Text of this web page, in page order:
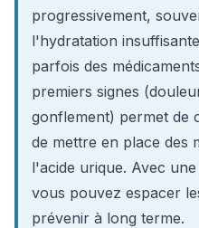
progressivement,
l'hydratation
parfois des
premiers signes
gonflement) permet de
de mettre en place des
l'acide urique. Avec
vous pouvez espacer
prévenir à long terme.